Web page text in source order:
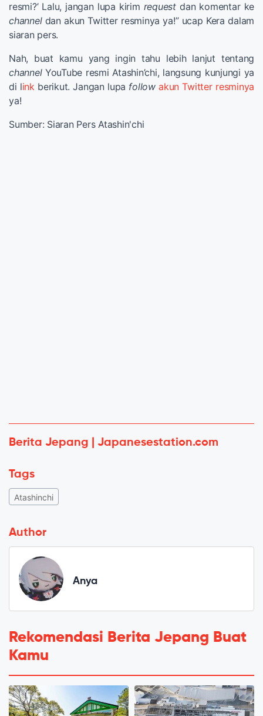
resmi?’ Lalu, jangan lupa kirim requestdan komentar ke
channeldan akun Twitter resminya ya!” ucap Kera dalam
siaran pers.
Nah, buat kamu yang ingin tahu lebih lanjut tentang
channelYouTube resmi Atashin’chi, langsung kunjungi ya
di linkberikut. Jangan lupa follow akun Twitter resminya
ya!
Sumber: Siaran Pers Atashin'chi
Berita Jepang | Japanesestation.com
Tags
Atashinchi
Author
Anya
Rekomendasi Berita Jepang Buat
Kamu